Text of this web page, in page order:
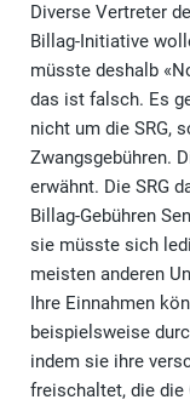
Diverse Vertreter
Billag-Initiative
müsste deshalb
das ist falsch. Es
nicht um die SRG,
Zwangsgebühren.
erwähnt. Die SRG
Billag-Gebühren
sie müsste sich
meisten anderen
Ihre Einnahmen
beispielsweise
indem sie ihre
freischaltet, die die